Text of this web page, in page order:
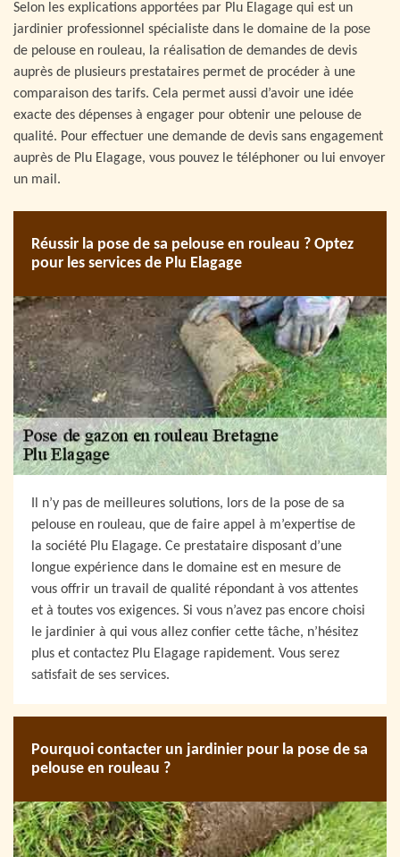
Selon les explications apportées par Plu Elagage qui est un
jardinier professionnel spécialiste dans le domaine de la pose
de pelouse en rouleau, la réalisation de demandes de devis
auprès de plusieurs prestataires permet de procéder à une
comparaison des tarifs. Cela permet aussi d’avoir une idée
exacte des dépenses à engager pour obtenir une pelouse de
qualité. Pour effectuer une demande de devis sans engagement
auprès de Plu Elagage, vous pouvez le téléphoner ou lui envoyer
un mail.
Réussir la pose de sa pelouse en rouleau ? Optez
pour les services de Plu Elagage
Il n’y pas de meilleures solutions, lors de la pose de sa
pelouse en rouleau, que de faire appel à m’expertise de
la société Plu Elagage. Ce prestataire disposant d’une
longue expérience dans le domaine est en mesure de
vous offrir un travail de qualité répondant à vos attentes
et à toutes vos exigences. Si vous n’avez pas encore choisi
le jardinier à qui vous allez confier cette tâche, n’hésitez
plus et contactez Plu Elagage rapidement. Vous serez
satisfait de ses services.
Pourquoi contacter un jardinier pour la pose de sa
pelouse en rouleau ?